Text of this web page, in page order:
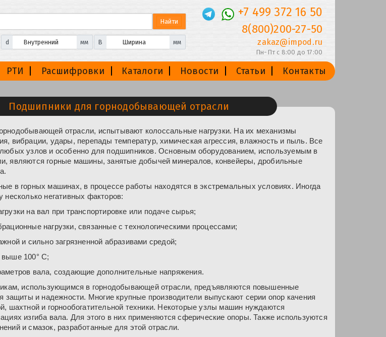
d мм B мм
+7 499 372 16 50
8(800)200-27-50
zakaz@impod.ru
Пн-Пт с 8:00 до 17:00
РТИ Расшифровки Каталоги Новости Статьи Контакты
Подшипники для горнодобывающей отрасли
отрасли, испытывают колоссальные нагрузки. На их механизмы
вибрации, удары, перепады температур, химическая агрессия, влажность и пыль. Все
узлов и особенно для подшипников. Основным оборудованием, используемым в
являются горные машины, занятые добычей минералов, конвейеры, дробильные
в горных машинах, в процессе работы находятся в экстремальных условиях. Иногда
несколько негативных факторов:
на вал при транспортировке или подаче сырья;
нагрузки, связанные с технологическими процессами;
и сильно загрязненной абразивами средой;
100° C;
вала, создающие дополнительные напряжения.
использующимся в горнодобывающей отрасли, предъявляются повышенные
защиты и надежности. Многие крупные производители выпускают серии опор качения
шахтной и горнообогатительной техники. Некоторые узлы машин нуждаются
изгиба вала. Для этого в них применяются сферические опоры. Также используются
и смазок, разработанные для этой отрасли.